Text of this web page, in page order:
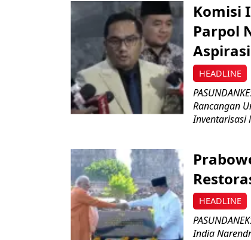
HEADLINE
Komisi
Parpol
Rancangan
Inventarisasi
HEADLINE
India